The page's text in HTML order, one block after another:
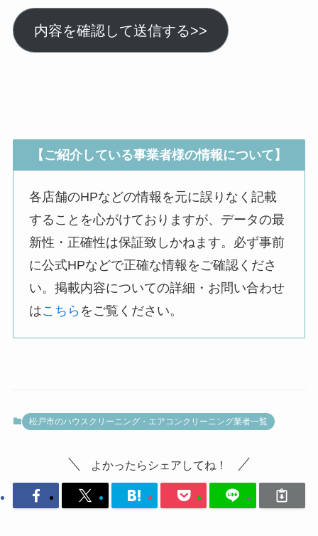
内容を確認して送信する>>
【ご紹介している事業者様の情報について】
各店舗のHPなどの情報を元に誤りなく記載
することを心がけておりますが、データの最
新性・正確性は保証致しかねます。必ず事前
に公式HPなどで正確な情報をご確認くださ
い。掲載内容についての詳細・お問い合わせ
はこちら をご覧ください。
松戸市のハウスクリーニング・エアコンクリーニング業者一覧
よかったらシェアしてね！